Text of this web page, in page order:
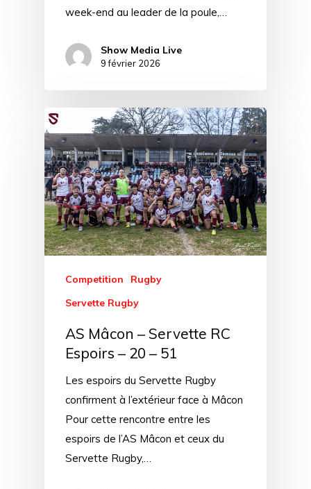
week-end au leader de la poule,…
Show Media Live
9 février 2026
Competition
Rugby
Servette Rugby
AS Mâcon – Servette RC
Espoirs – 20 – 51
Les espoirs du Servette Rugby
confirment à l’extérieur face à Mâcon
Pour cette rencontre entre les
espoirs de l’AS Mâcon et ceux du
Servette Rugby,…